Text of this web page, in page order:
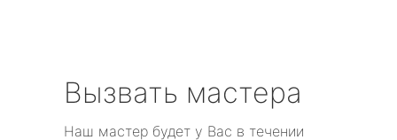
Вызвать мастера
Наш мастер будет у Вас в течении